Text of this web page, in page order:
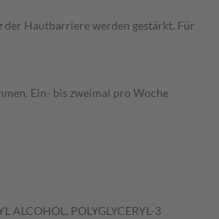
Hautbarriere werden gestärkt. Für
Ein- bis zweimal pro Woche
ALCOHOL, POLYGLYCERYL-3